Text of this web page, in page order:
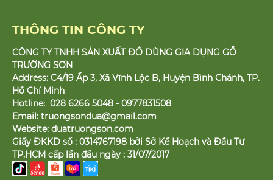
THÔNG TIN CÔNG TY
CÔNG TY TNHH SẢN XUẤT ĐỒ DÙNG GIA DỤNG GỖ
TRƯỜNG SƠN
Address: C4/19 Ấp 3, Xã Vĩnh Lộc B, Huyện Bình Chánh, TP.
Hồ Chí Minh
Hotline: 028 6266 5048 - 0977831508
Email: truongsondua@gmail.com
Website: duatruongson.com
Giấy ĐKKD số : 0314767198 bởi Sở Kế Hoạch và Đầu Tư
TP.HCM cấp lần đầu ngày : 31/07/2017